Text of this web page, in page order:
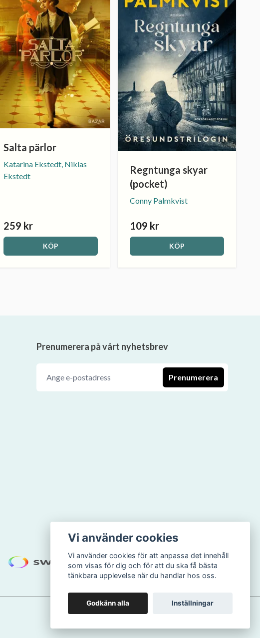
Salta pärlor
Katarina Ekstedt, Niklas
Ekstedt
259 kr
KÖP
Regntunga skyar
(pocket)
Conny Palmkvist
109 kr
KÖP
Prenumerera på vårt nyhetsbrev
Prenumerera
Vi använder cookies
Vi använder cookies för att anpassa det innehåll
som visas för dig och för att du ska få bästa
tänkbara upplevelse när du handlar hos oss.
Godkänn alla Inställningar